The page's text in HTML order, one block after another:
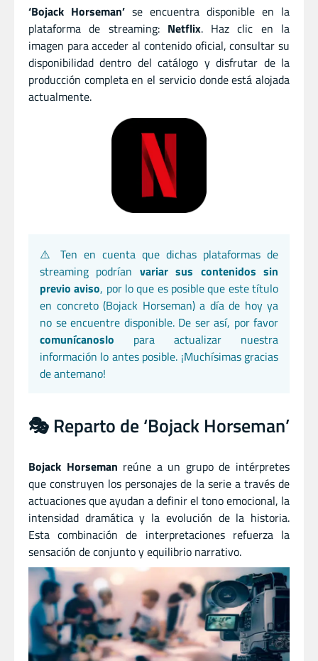
‘Bojack Horseman’ se encuentra disponible en la
plataforma de streaming: Netflix. Haz clic en la
imagen para acceder al contenido oficial, consultar su
disponibilidad dentro del catálogo y disfrutar de la
producción completa en el servicio donde está alojada
actualmente.
⚠️ Ten en cuenta que dichas plataformas de
streaming podrían variar sus contenidos sin
previo aviso, por lo que es posible que este título
en concreto (Bojack Horseman) a día de hoy ya
no se encuentre disponible. De ser así, por favor
comunícanoslo para actualizar nuestra
información lo antes posible. ¡Muchísimas gracias
de antemano!
🎭 Reparto de ‘Bojack Horseman’
Bojack Horseman reúne a un grupo de intérpretes
que construyen los personajes de la serie a través de
actuaciones que ayudan a definir el tono emocional, la
intensidad dramática y la evolución de la historia.
Esta combinación de interpretaciones refuerza la
sensación de conjunto y equilibrio narrativo.